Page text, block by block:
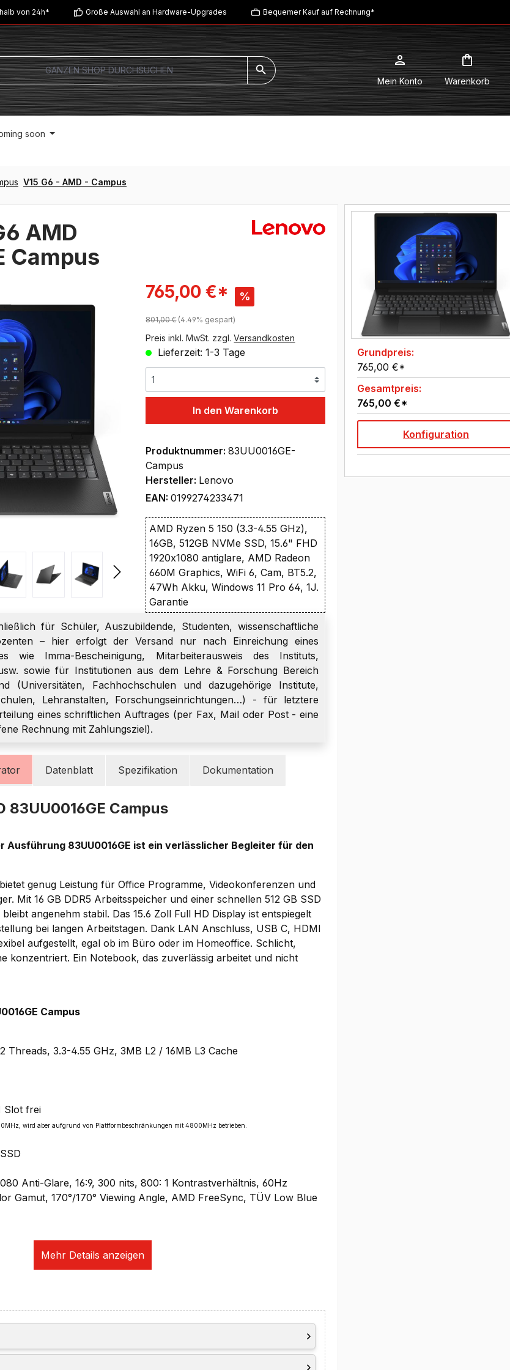
von 24h* Große Auswahl an Hardware-Upgrades Bequemer Kauf auf Rechnung*
Mein Konto Warenkorb
soon
V15 G6 - AMD - Campus
AMD
Campus
Verkaufspreis:
765,00 €* %
Regulärer Preis:
801,00 € (4.49% gespart)
Preis inkl. MwSt. zzgl.Versandkosten
Lieferzeit: 1-3 Tage
In den Warenkorb
Produktnummer:83UU0016GE-
Campus
Hersteller: Lenovo
EAN:0199274233471
AMD Ryzen 5 150 (3.3-4.55 GHz),
16GB, 512GB NVMe SSD, 15.6" FHD
1920x1080 antiglare, AMD Radeon
660M Graphics, WiFi 6, Cam, BT5.2,
47Wh Akku, Windows 11 Pro 64, 1J.
Garantie
für Schüler, Auszubildende, Studenten, wissenschaftliche
– hier erfolgt der Versand nur nach Einreichung eines
wie Imma-Bescheinigung, Mitarbeiterausweis des Instituts,
sowie für Institutionen aus dem Lehre & Forschung Bereich
(Universitäten, Fachhochschulen und dazugehörige Institute,
Lehranstalten, Forschungseinrichtungen…) - für letztere
eines schriftlichen Auftrages (per Fax, Mail oder Post - eine
Rechnung mit Zahlungsziel).
Datenblatt Spezifikation Dokumentation
83UU0016GE Campus
Ausführung 83UU0016GE ist ein verlässlicher Begleiter für den
genug Leistung für Office Programme, Videokonferenzen und
Mit 16 GB DDR5 Arbeitsspeicher und einer schnellen 512 GB SSD
angenehm stabil. Das 15.6 Zoll Full HD Display ist entspiegelt
bei langen Arbeitstagen. Dank LAN Anschluss, USB C, HDMI
aufgestellt, egal ob im Büro oder im Homeoffice. Schlicht,
konzentriert. Ein Notebook, das zuverlässig arbeitet und nicht
Campus
Threads, 3.3-4.55 GHz, 3MB L2 / 16MB L3 Cache
Slot frei
wird aber aufgrund von Plattformbeschränkungen mit 4800MHz betrieben.
Anti-Glare, 16:9, 300 nits, 800: 1 Kontrastverhältnis, 60Hz
Gamut, 170°/170° Viewing Angle, AMD FreeSync, TÜV Low Blue
Graphics
extern )
per USB)
Wake-on-LAN
Grundpreis:
765,00 €*
Gesamtpreis:
765,00 €*
Konfiguration